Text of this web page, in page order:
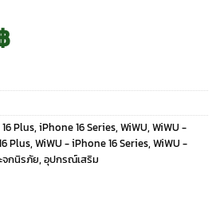
.
Current
price
is:
390 ฿.
Plus, iPhone 16 Series, WiWU, WiWU -
Plus, WiWU - iPhone 16 Series, WiWU -
กนิรภัย, อุปกรณ์เสริม